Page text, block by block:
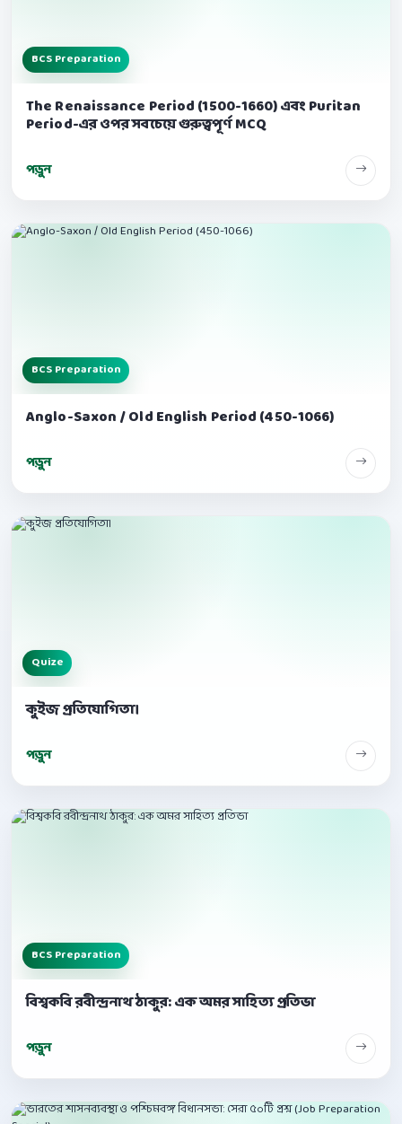
BCS Preparation
The Renaissance Period (1500-1660) এবং Puritan
Period-এর ওপর সবচেয়ে গুরুত্বপূর্ণ MCQ
পড়ুন
BCS Preparation
Anglo-Saxon / Old English Period (450-1066)
পড়ুন
Quize
কুইজ প্রতিযোগিতা।
পড়ুন
BCS Preparation
বিশ্বকবি রবীন্দ্রনাথ ঠাকুর: এক অমর সাহিত্য প্রতিভা
পড়ুন